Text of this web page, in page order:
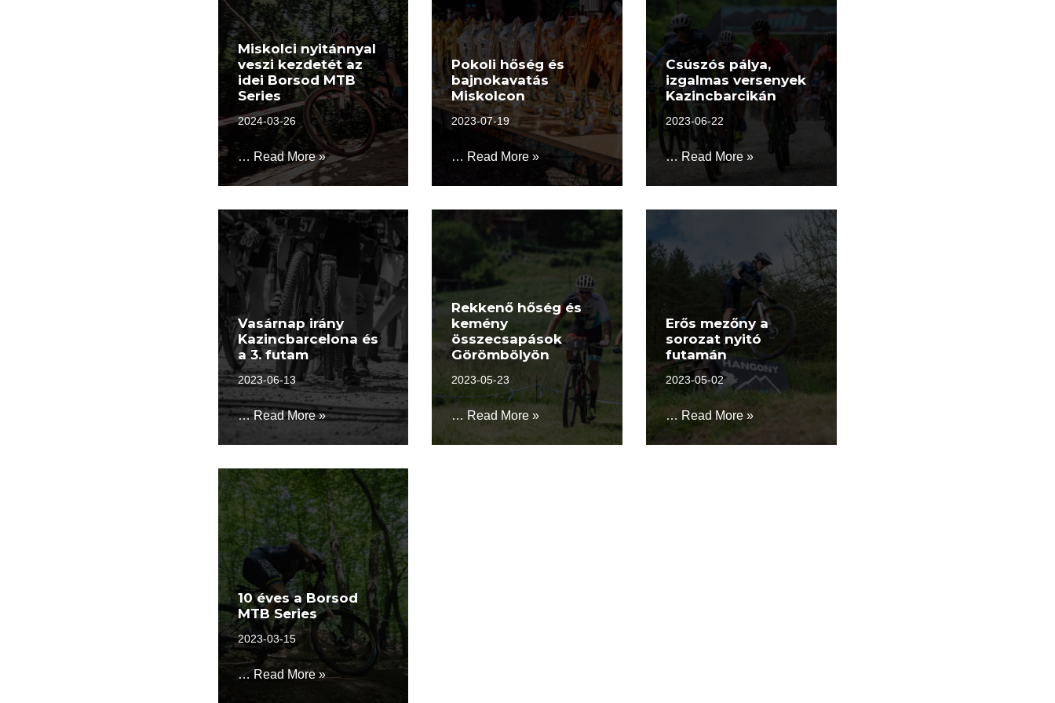
Miskolci nyitánnyal
veszi kezdetét az
idei Borsod MTB
Series
2024-03-26
… Read More »
Pokoli hőség és
bajnokavatás
Miskolcon
2023-07-19
… Read More »
Csúszós pálya,
izgalmas versenyek
Kazincbarcikán
2023-06-22
…Read More »
Vasárnap irány
Kazincbarcelona és
a 3. futam
2023-06-13
…Read More »
Rekkenő hőség és
kemény
összecsapások
Görömbölyön
2023-05-23
… Read More »
Erős mezőny a
sorozat nyitó
futamán
2023-05-02
… Read More »
10 éves a Borsod
MTB Series
2023-03-15
…Read More »